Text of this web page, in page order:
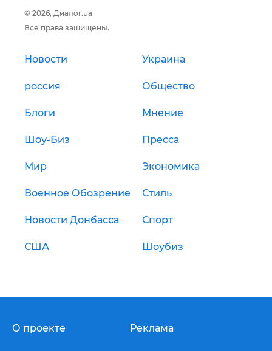
© 2026, Диалог.ua
Все права защищены.
Новости Украина
россия Общество
Блоги Мнение
Шоу-Биз Пресса
Мир Экономика
Военное Обозрение Стиль
Новости Донбасса Спорт
США Шоубиз
О проекте Реклама